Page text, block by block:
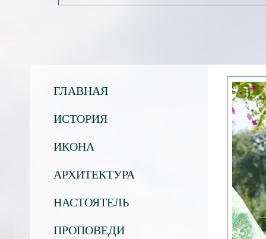
ГЛАВНАЯ
ИСТОРИЯ
ИКОНА
АРХИТЕКТУРА
НАСТОЯТЕЛЬ
ПРОПОВЕДИ